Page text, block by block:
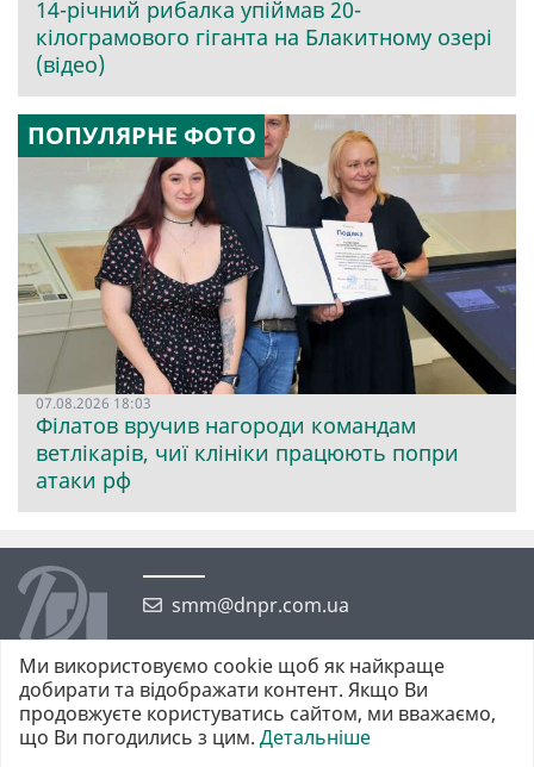
14-річний рибалка упіймав 20-
кілограмового гіганта на Блакитному озері
(відео)
ПОПУЛЯРНЕ ФОТО
07.08.2026 18:03
Філатов вручив нагороди командам
ветлікарів, чиї клініки працюють попри
атаки рф
smm@dnpr.com.ua
©2026 https://dnpr.com.ua Дніпровська порадниця
Ми використовуємо cookie щоб як найкраще
добирати та відображати контент. Якщо Ви
продовжуєте користуватись сайтом, ми вважаємо,
що Ви погодились з цим. Детальніше